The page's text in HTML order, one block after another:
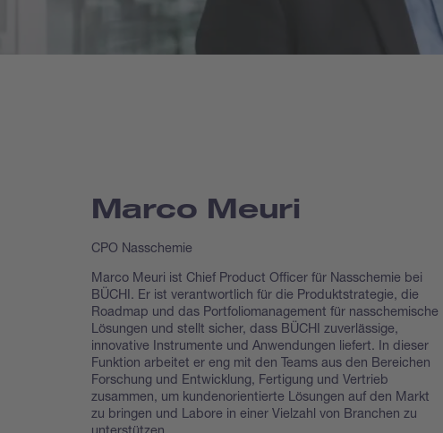
Marco Meuri
CPO Nasschemie
Marco Meuri ist Chief Product Officer für Nasschemie bei
BÜCHI. Er ist verantwortlich für die Produktstrategie, die
Roadmap und das Portfoliomanagement für nasschemische
Lösungen und stellt sicher, dass BÜCHI zuverlässige,
innovative Instrumente und Anwendungen liefert. In dieser
Funktion arbeitet er eng mit den Teams aus den Bereichen
Forschung und Entwicklung, Fertigung und Vertrieb
zusammen, um kundenorientierte Lösungen auf den Markt
zu bringen und Labore in einer Vielzahl von Branchen zu
unterstützen.